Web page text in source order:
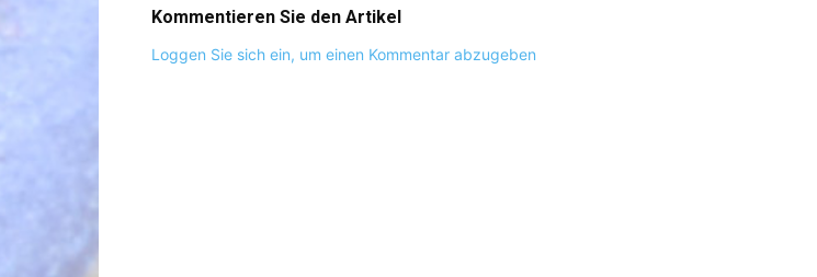
Kommentieren Sie den Artikel
Loggen Sie sich ein, um einen Kommentar abzugeben